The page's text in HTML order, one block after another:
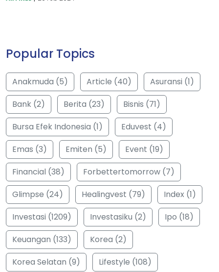
Popular Topics
Anakmuda (5) Article (40)
Asuransi (1)
Bank (2)
Berita (23)
Bisnis (71)
Bursa Efek Indonesia (1)
Eduvest (4)
Emas (3)
Emiten (5)
Event (19)
Financial (38)
Forbettertomorrow (7)
Glimpse (24)
Healingvest (79)
Index (1)
Investasi (1209)
Investasiku (2)
Ipo (18)
Keuangan (133)
Korea (2)
Korea Selatan (9)
Lifestyle (108)